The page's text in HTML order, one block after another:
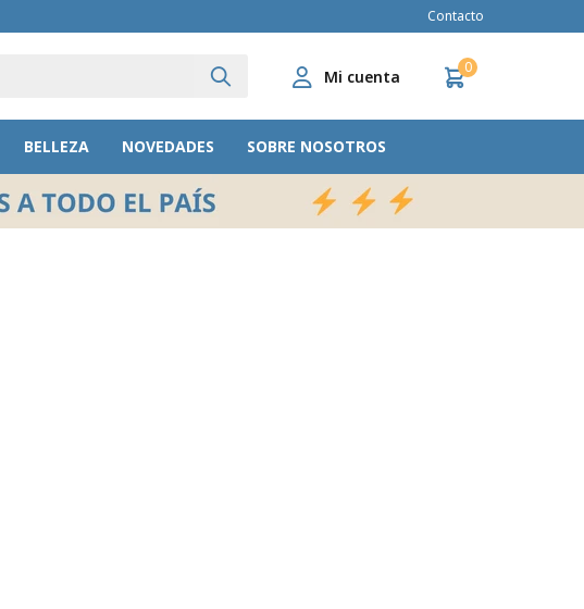
BELLEZA NOVEDADES SOBRE NOSOTROS
0
Contacto